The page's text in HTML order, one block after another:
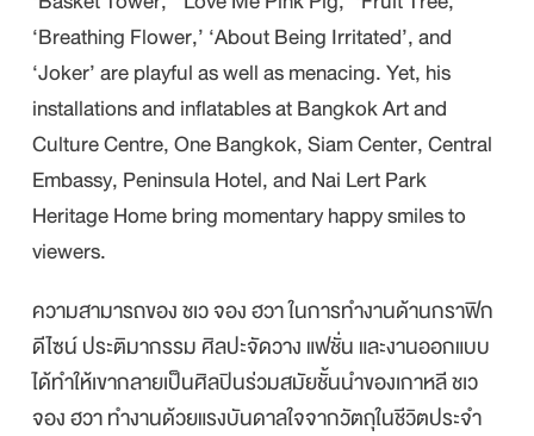
‘Breathing Flower,’ ‘About Being Irritated’, and
‘Joker’ are playful as well as menacing. Yet, his
installations and inflatables at Bangkok Art and
Culture Centre, One Bangkok, Siam Center, Central
Embassy, Peninsula Hotel, and Nai Lert Park
Heritage Home bring momentary happy smiles to
viewers.
ความสามารถของ ชเว จอง ฮวา ในการทำงานด้านกราฟิก
ดีไซน์ ประติมากรรม ศิลปะจัดวาง แฟชั่น และงานออกแบบ
ได้ทำให้เขากลายเป็นศิลปินร่วมสมัยชั้นนำของเกาหลี ชเว
จอง ฮวา ทำงานด้วยแรงบันดาลใจจากวัตถุในชีวิตประจำ